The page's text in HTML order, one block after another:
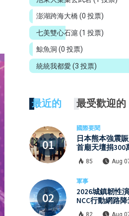
澎湖跨海大橋(0 投票)
七美雙心石滬 (1 投票)
鯨魚洞 (0 投票)
統統我都愛 (3 投票)
最近的 最受歡迎的
國際要聞
日本熊本強震
首廟天壇捐300
原
85 Aug
軍事
2026城鎮韌性
NCC行動網路
訊防護能力
82 Aug